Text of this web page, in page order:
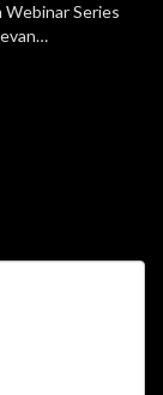
Webinar Series